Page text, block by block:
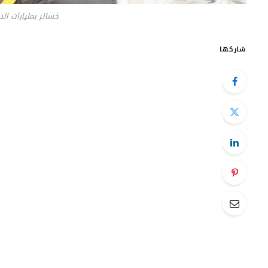
خسائر بمليارات
شاركها